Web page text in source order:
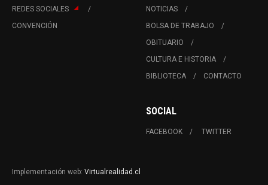
REDES SOCIALES
CONVENCIÓN
NOTICIAS
BOLSA DE TRABAJO
OBITUARIO
CULTURA E HISTORIA
BIBLIOTECA
CONTACTO
SOCIAL
FACEBOOK TWITTER
Implementación web: Virtualrealidad.cl